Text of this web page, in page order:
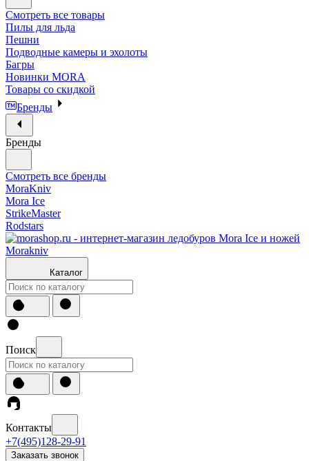
Смотреть все товары
Пилы для льда
Пешни
Подводные камеры и эхолоты
Багры
Новинки MORA
Товары со скидкой
Бренды
Бренды
Смотреть все бренды
MoraKniv
Mora Ice
StrikeMaster
Rodstars
Каталог
Поиск
Контакты
+7(495)128-29-91
Заказать звонок